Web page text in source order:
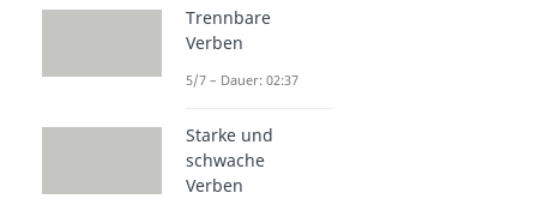
Trennbare
Verben
5/7 – Dauer: 02:37
Starke und
schwache
Verben